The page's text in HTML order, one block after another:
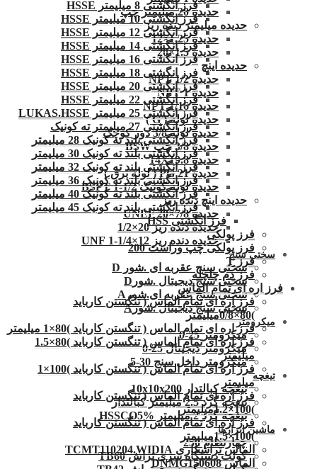
حدیده 20 میلیمتر چپ
حدیده میلیمتر دنده ریز
حدیده 1.25×12
حدیده 1.5×20
حدیده اینچ
حدیده 1/2 NPT
حدیده NPT 1
حدیده 1/16 NPT
حدیده لوله ( G )
حدیده لوله 3/8 دور کوچک
حدیده 3/8 چپ BSW
حدیده 14X19.8
حدیده 21 PG ( لوله برق )
حدیده لوله کونیک 1/2-1 BSPT
حدیده اینچ دنده ریز
حدیده UNEF 20×7/8
حدیده دنده ریز 20×1/2
حدیده دنده ریز 12×1/4-1 UNF
سختی سنج
سختی سنج عقربه ای .شور D
سختی سنج دیجیتال .شورD
سختی سنج عقربه ای.شورA
سختی سنج دیجیتال .شورA
میکرومتر
میکرومتر 25-0
میکرومتر دیجیتال 25-0
میکرومتر داخل سنج 30-5
تیغچه
تیغچه کبالتدار 10x10x200
تیغچه گرد 2.5 میلیمتر کبالتدار
تیغچه گرد 2 میلیمتر HSSCO5%
ماشین ابزارها
چهارنظام 250
کولت دستگاه سری تراش TB60
فرز انگشتی 8 میلیمتر HSSE
فرز انگشتی 10 میلیمتر HSSE
فرز انگشتی 12 میلیمتر HSSE
فرز انگشتی 14 میلیمتر HSSE
فرز انگشتی 16 میلیمتر HSSE
فرز انگشتی 18 میلیمتر HSSE
فرز انگشتی 20 میلیمتر HSSE
فرز انگشتی 22 میلیمتر HSSE
فرز انگشتی 25 میلیمتر LUKAS.HSSE
فرز انگشتی 27 میلیمتر ته کونیک
فرز انگشتی بلند ته کونیک 28 میلیمتر
فرز انگشتی بلند ته کونیک 30 میلیمتر
فرز انگشتی بلند ته کونیک 32 میلیمتر
فرز انگشتی بلند ته کونیک 36 میلیمتر
فرز انگشتی بلند ته کونیک 40 میلیمتر
فرز انگشتی بلند ته کونیک 45 میلیمتر
فرز انگشتی HSS
فرز پولکی
فرز پولکی چپ وراست 200
فرز T
فرز دم چلچله
فرز اره ای تمام الماس
فرز اره ای تمام الماس ( تنگستن کارباید
)80×0/8میلیمتر
فرز اره ای تمام الماس ( تنگستن کارباید )80×1 میلیمتر
فرز اره ای تمام الماس ( تنگستن کارباید )80×1.5
میلیمتر
فرز اره ای تمام الماس ( تنگستن کارباید )100×1
میلیمتر
فرز اره ای تمام الماس ( تنگستن کارباید
)100×1.2میلیمتر
فرز اره ای تمام الماس ( تنگستن کارباید
)100×1.5میلیمتر
الماس تراشکاری TCMT110204.WIDIA
الماس DNMG150608